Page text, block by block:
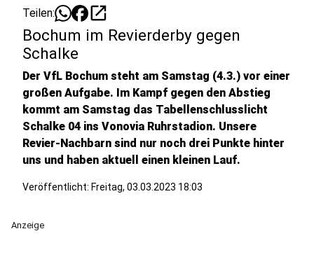
Teilen: open_in_new
Bochum im Revierderby gegen
Schalke
Der VfL Bochum steht am Samstag (4.3.) vor einer
großen Aufgabe. Im Kampf gegen den Abstieg
kommt am Samstag das Tabellenschlusslicht
Schalke 04 ins Vonovia Ruhrstadion. Unsere
Revier-Nachbarn sind nur noch drei Punkte hinter
uns und haben aktuell einen kleinen Lauf.
Veröffentlicht: Freitag, 03.03.2023 18:03
Anzeige